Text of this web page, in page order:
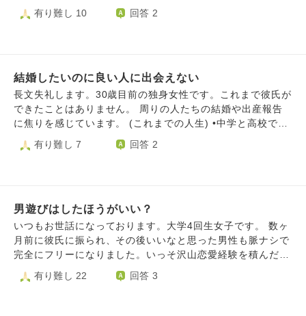
回されたり泣くことも多かったし、そんな人たちに夢中にな
のだるいなあ」「早く帰りたい、」って思ってる自分もいま
す。 本当にその人と付き合いたいか。自分自身に何回も聞
いても答えは返ってきません。長い長い間恋愛をしてなくて
引きこもってばっかりだったので恋心が寝ている状態なのか
気がします。 このまま付き合った方がいいのか。助言をし
まくいきません。結婚相談所にも相談に行きましたが親が反
対しました。理由は高額で婚活するお金があるならうちにお
病院に入院しました。入院のさいかかった費用は自分でお金
を銀行に借りました。なので今借金があります。薬の副作用
で生理が来なくなりました。産婦人科ではそう言われたんで
すが、9ヶ月も来なくて。私は早期閉経だと思っています。
も良いので子育てしたいと思っています。なので児童養護施
それと、やはり自分の将来が心配なのです。 私がアパート
で暮らそうとした時、不動産屋に行きましたが審査に落ちて
しまいました。私のような障がい者はグループホームで暮ら
すのが通常のようで、入院して出来た友達はみんなグループ
ないのでしょうか。
有り難し 10 回答 2
結婚したいのに良い人に出会えない
長文失礼します。30歳目前の独身女性です。これまで彼氏が
できたことはありません。 周りの人たちの結婚や出産報告
に焦りを感じています。 (これまでの人生) •中学と高校では
女子ばかりの文化系部活動に所属 •大学では2年間だけダン
スサークルに所属。在学中には数週間から1ヶ月の短期の語
者での研修や歓迎会も全て中止。 •配属先には女性ばかり、
40〜60代の既婚男性、すでに彼女がいる同年代の男性のみ
だった •異動もあり、仕事に慣れるのに時間がかかったり、
職場の体調不良者等の発生で、仕事が年々増えてたりで彼氏
その旨を希望の就職先に評価していただき、内定を頂いたこ
有り難し 7 回答 2
男遊びはしたほうがいい？
いつもお世話になっております。大学4回生女子です。 数ヶ
月前に彼氏に振られ、その後いいなと思った男性も脈ナシで
完全にフリーになりました。いっそ沢山恋愛経験を積んだ方
がいいのかと思いマッチングアプリを入れてみましたが、親
しくもない男性と当たり障りのない会話をする時間がつまら
有り難し 22 回答 3